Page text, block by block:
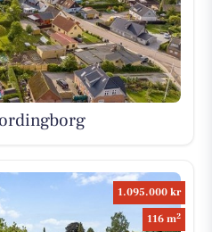
1.095.000 kr
116 m2